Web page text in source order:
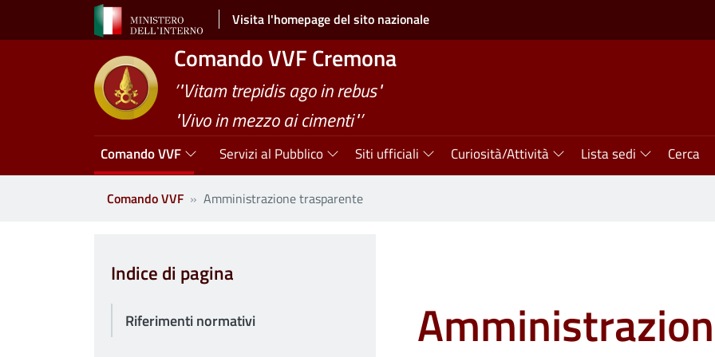
Salta al contenuto principale Visita l'homepage del sito nazionale
Comando VVF Cremona
’"Vitam trepidis ago in rebus"
"Vivo in mezzo ai cimenti"’
Navigazione principale
Comando VVF Servizi al Pubblico Siti ufficiali Curiosità/Attività Lista sedi Cerca
Comando VVF Amministrazione trasparente
Indice di pagina
Riferimenti normativi